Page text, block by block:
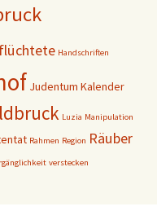
Handschriften
Judentum Kalender
Luzia Manipulation
Rahmen Region Räuber
verstecken